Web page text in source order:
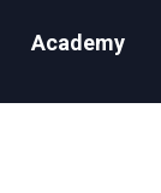
Academy